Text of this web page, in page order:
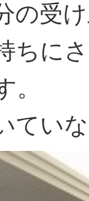
の受
ちに
。
てい